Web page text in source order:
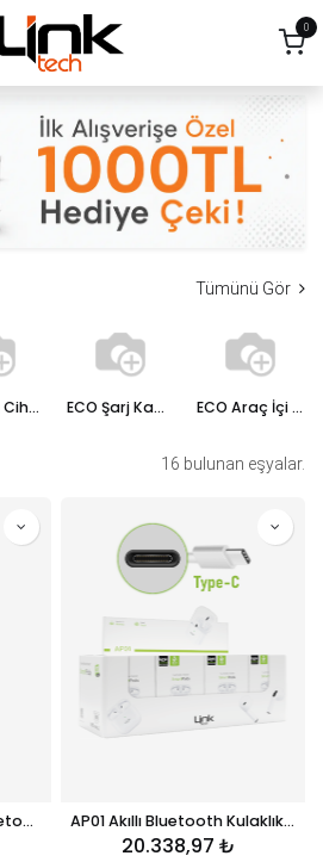
0
Tümünü Gör
ECO Şarj Cihazları ECO Şarj Kablosu ECO Araç İçi Şarj Cihazı
16 bulunan eşyalar.
AP01 Stereo Type-C Bluetooth Kulaklık AP01 Akıllı Bluetooth Kulaklık / Type-C (20'li Paket)
20.338,97 ₺